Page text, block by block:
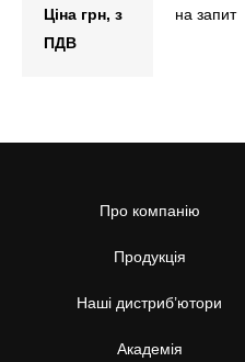
Ціна грн, з
ПДВ
на запит
Про компанію
Продукція
Наші дистриб’ютори
Академія